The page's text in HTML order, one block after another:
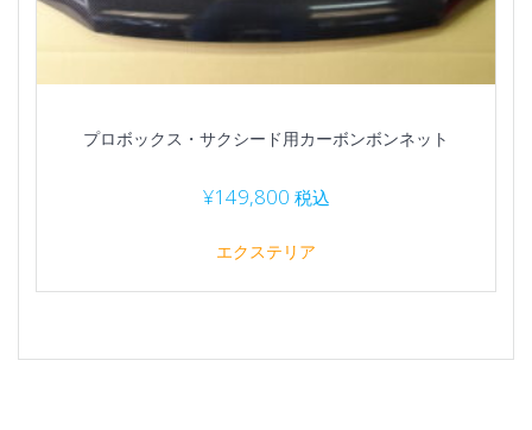
プロボックス・サクシード用カーボンボンネット
¥149,800 税込
エクステリア